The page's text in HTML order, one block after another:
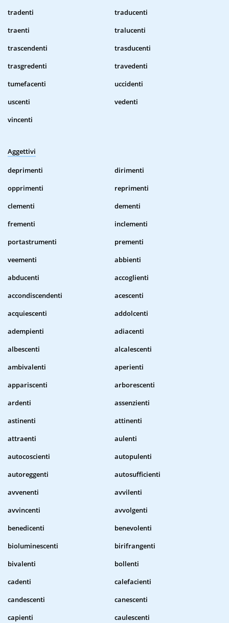
tradenti
traducenti
traenti
tralucenti
trascendenti
trasducenti
trasgredenti
travedenti
tumefacenti
uccidenti
uscenti
vedenti
vincenti
Aggettivi
deprimenti
dirimenti
opprimenti
reprimenti
clementi
dementi
frementi
inclementi
portastrumenti
prementi
veementi
abbienti
abducenti
accoglienti
accondiscendenti
acescenti
acquiescenti
addolcenti
adempienti
adiacenti
albescenti
alcalescenti
ambivalenti
aperienti
appariscenti
arborescenti
ardenti
assenzienti
astinenti
attinenti
attraenti
aulenti
autocoscienti
autopulenti
autoreggenti
autosufficienti
avvenenti
avvilenti
avvincenti
avvolgenti
benedicenti
benevolenti
bioluminescenti
birifrangenti
bivalenti
bollenti
cadenti
calefacienti
candescenti
canescenti
capienti
caulescenti